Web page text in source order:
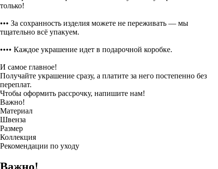
только!
••• За сохранность изделия можете не переживать — мы
тщательно всё упакуем.
•••• Каждое украшение идет в подарочной коробке.
И самое главное!
Получайте украшение сразу, а платите за него постепенно без
переплат.
Чтобы оформить рассрочку, напишите нам!
Важно!
Материал
Швенза
Размер
Коллекция
Рекомендации по уходу
Важно!